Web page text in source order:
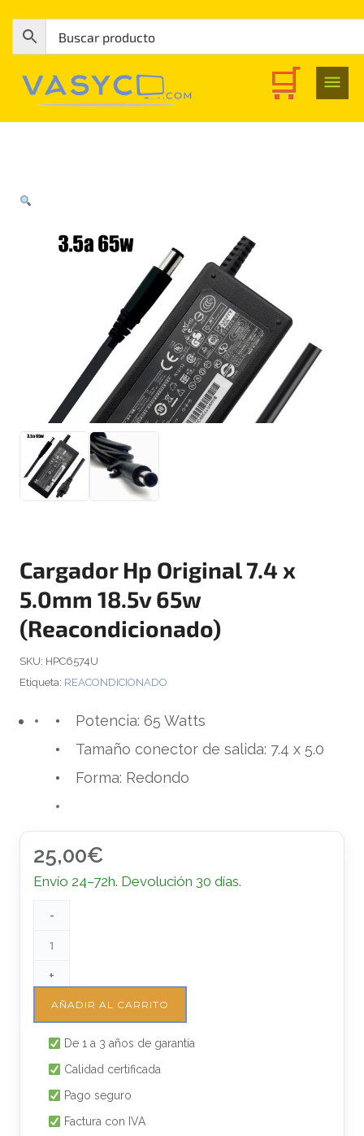
Cargador Hp Original 7.4 x
5.0mm 18.5v 65w
(Reacondicionado)
SKU: HPC6574U
Etiqueta: REACONDICIONADO
Potencia: 65 Watts
Tamaño conector de salida: 7.4 x 5.0
Forma: Redondo
25,00€
Envío 24–72h. Devolución 30 días.
-
+
AÑADIR AL CARRITO
De 1 a 3 años de garantía
Calidad certificada
Pago seguro
Factura con IVA